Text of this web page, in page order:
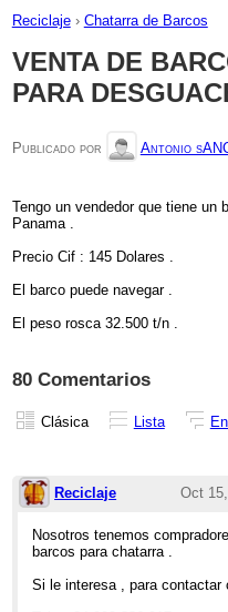
Reciclaje › Chatarra de Barcos
VENTA DE
PARA
Publicado por Antonio
Tengo un vendedor que tiene un
Panama .
Precio Cif : 145 Dolares .
El barco puede navegar .
El peso rosca 32.500 t/n .
80 Comentarios
Clásica Lista
Reciclaje
Oct
12:01pm
Nosotros tenemos
barcos para chatarra .
Si le interesa , para contactar